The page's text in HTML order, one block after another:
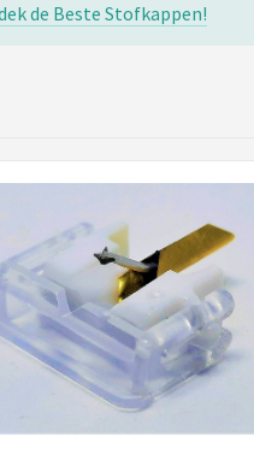
de Beste Stofkappen!